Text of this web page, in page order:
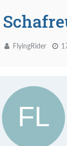
FlyingRider